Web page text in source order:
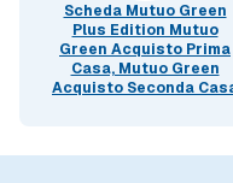
Scheda Mutuo Green
Plus Edition Mutuo
Green Acquisto Prima
Casa, Mutuo Green
Acquisto Seconda